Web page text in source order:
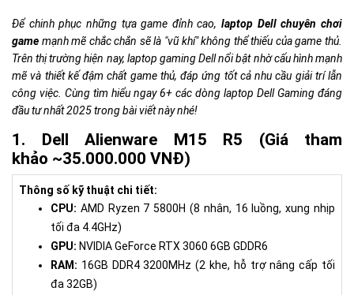
Để chinh phục những tựa game đỉnh cao,laptop Dell chuyên chơi
game mạnh mẽ chắc chắn sẽ là "vũ khí" không thể thiếu của game thủ.
Trên thị trường hiện nay, laptop gaming Dell nổi bật nhờ cấu hình mạnh
mẽ và thiết kế đậm chất game thủ, đáp ứng tốt cả nhu cầu giải trí lẫn
công việc. Cùng tìm hiểu ngay 6+ các dòng laptop Dell Gaming đáng
đầu tư nhất 2025 trong bài viết này nhé!
1. Dell Alienware M15 R5 (Giá tham
khảo ~35.000.000 VNĐ)
Thông số kỹ thuật chi tiết:
CPU: AMD Ryzen 7 5800H (8 nhân, 16 luồng, xung nhịp
tối đa 4.4GHz)
GPU: NVIDIA GeForce RTX 3060 6GB GDDR6
RAM: 16GB DDR4 3200MHz (2 khe, hỗ trợ nâng cấp tối
đa 32GB)